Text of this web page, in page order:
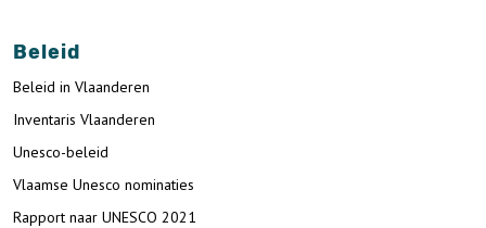
Beleid
Beleid in Vlaanderen
Inventaris Vlaanderen
Unesco-beleid
Vlaamse Unesco nominaties
Rapport naar UNESCO 2021